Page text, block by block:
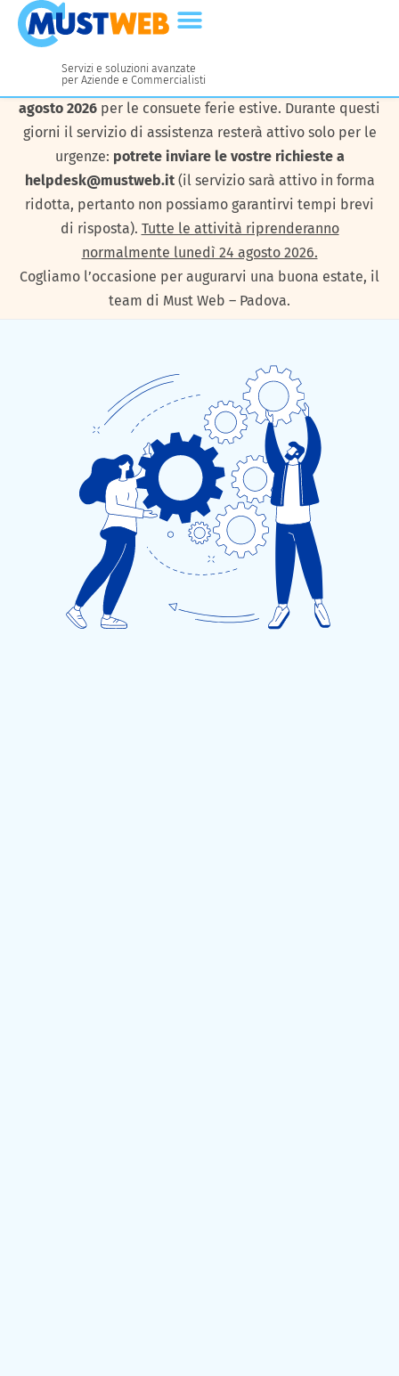
Servizi e soluzioni avanzate
per Aziende e Commercialisti
I nostri uffici resteranno chiusi da
agosto 2026 per le consuete ferie estive. Durante questi
giorni il servizio di assistenza resterà attivo solo per le
urgenze: potrete inviare le vostre richieste a
helpdesk@mustweb.it(il servizio sarà attivo in forma
ridotta, pertanto non possiamo garantirvi tempi brevi
di risposta). Tutte le attività riprenderanno
normalmente lunedì 24 agosto 2026.
Cogliamo l’occasione per augurarvi una buona estate, il
team di Must Web – Padova.